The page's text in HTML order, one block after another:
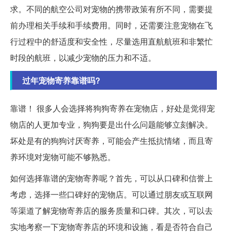
求。不同的航空公司对宠物的携带政策有所不同，需要提
前办理相关手续和手续费用。同时，还需要注意宠物在飞
行过程中的舒适度和安全性，尽量选用直航航班和非繁忙
时段的航班，以减少宠物的压力和不适。
过年宠物寄养靠谱吗?
靠谱！ 很多人会选择将狗狗寄养在宠物店，好处是觉得宠
物店的人更加专业，狗狗要是出什么问题能够立刻解决。
坏处是有的狗狗讨厌寄养，可能会产生抵抗情绪，而且寄
养环境对宠物可能不够熟悉。
如何选择靠谱的宠物寄养呢？首先，可以从口碑和信誉上
考虑，选择一些口碑好的宠物店。可以通过朋友或互联网
等渠道了解宠物寄养店的服务质量和口碑。其次，可以去
实地考察一下宠物寄养店的环境和设施，看是否符合自己